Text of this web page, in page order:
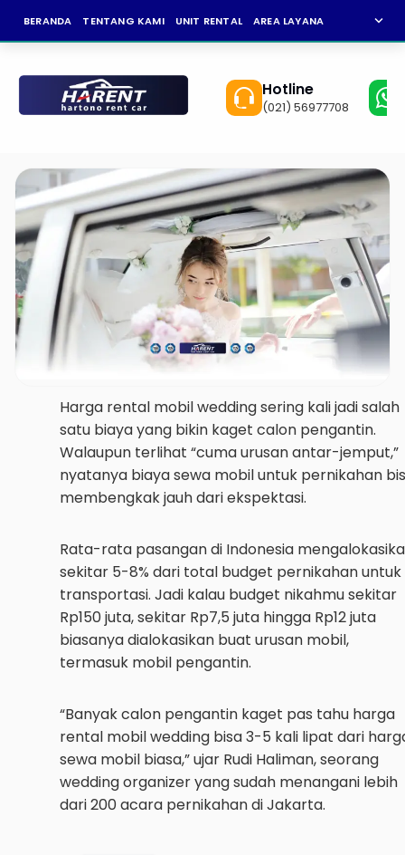
BERANDA TENTANG KAMI UNIT RENTAL AREA LAYANAN expand_more
Hotline
(021) 56977708
Harga rental mobil wedding sering kali jadi salah
satu biaya yang bikin kaget calon pengantin.
Walaupun terlihat “cuma urusan antar-jemput,”
nyatanya biaya sewa mobil untuk pernikahan
membengkak jauh dari ekspektasi.
Rata-rata pasangan di Indonesia
sekitar 5-8% dari total budget pernikahan untuk
transportasi. Jadi kalau budget nikahmu sekitar
Rp150 juta, sekitar Rp7,5 juta hingga Rp12 juta
biasanya dialokasikan buat urusan mobil,
termasuk mobil pengantin.
“Banyak calon pengantin kaget pas tahu harga
rental mobil wedding bisa 3-5 kali lipat dari
sewa mobil biasa,” ujar Rudi Haliman, seorang
wedding organizer yang sudah menangani lebih
dari 200 acara pernikahan di Jakarta.